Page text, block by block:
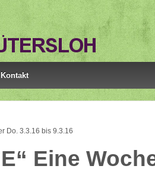
Kontakt
Do. 3.3.16 bis 9.3.16
Eine